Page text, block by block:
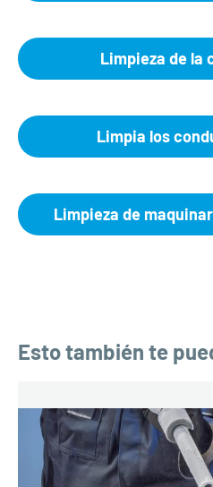
Limpieza de la
Limpia los
Limpieza de
Esto también te